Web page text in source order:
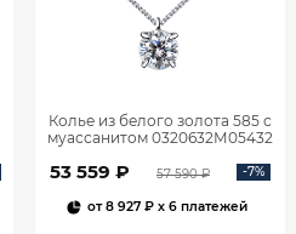
Колье из белого золота 585 с
муассанитом 0320632М05432
53 559 ₽ 57 590 ₽ -7%
от8 927 ₽ x 6 платежей